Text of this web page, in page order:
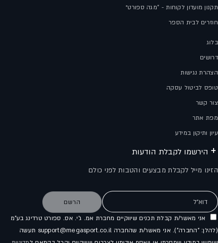
תקנון מועדון לקוחות - "מגה ספורט״
חוזרים לבית הספר
בלוג
דרושים
הצהרת נגישות
טופס לביטול עסקה
צור קשר
מפת אתר
עיון ותיקון במידע
הירשמו לקבלת הודעות
הזינו מייל לקבלת מבצעים והטבות לפני כולם
דוא"ל הרשם
אני מאשר/ת קבלת תכנים שיווקיים מחברת אמ. ג'י. אס. ספורט טרדינג בע"מ
(להלן: "החברה"). אני מאשר/ת שהחברה support@megasport.co.il תעשה